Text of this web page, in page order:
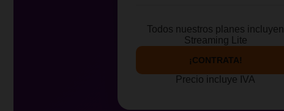
Todos nuestros planes incluyen
Streaming Lite
¡CONTRATA!
Precio incluye IVA